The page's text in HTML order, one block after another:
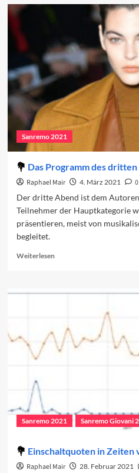
Sanremo 2021
Das Programm des dritten
Raphael Mair 4. März 2021
0
Der dritte Abend ist dem
Teilnehmer der Hauptkategorie
präsentieren, meist von
begleitet.
WeiterlesenRead
Abends
Sanremo 2021 Sanremo Giovani
Einschaltquoten in Zeiten
Raphael Mair 28. Februar 2021